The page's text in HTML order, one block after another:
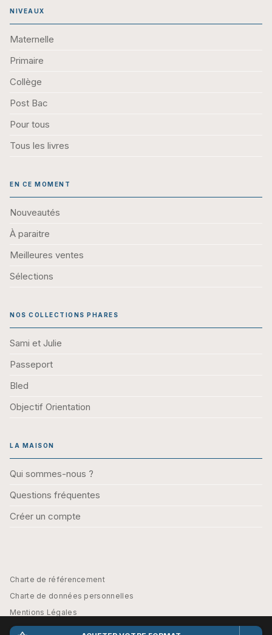
NIVEAUX
Maternelle
Primaire
Collège
Post Bac
Pour tous
Tous les livres
EN CE MOMENT
Nouveautés
À paraitre
Meilleures ventes
Sélections
NOS COLLECTIONS PHARES
Sami et Julie
Passeport
Bled
Objectif Orientation
LA MAISON
Qui sommes-nous ?
Questions fréquentes
Créer un compte
Charte de référencement
Charte de données personnelles
Mentions Légales
Engagement durable